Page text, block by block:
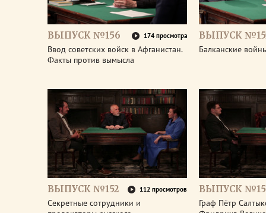
ВЫПУСК №156 174 просмотра
Ввод советских войск в Афганистан.
Факты против вымысла
ВЫПУСК
Балканские
ВЫПУСК №152 112 просмотров
Секретные сотрудники и
ВЫПУСК
Граф Пётр